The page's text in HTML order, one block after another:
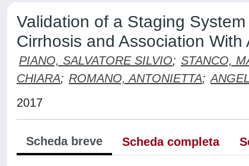
Validation of a Staging
Cirrhosis and Association
PIANO, SALVATORE SILVIO; STANCO,
CHIARA; ROMANO, ANTONIETTA;
2017
Scheda breve Scheda completa